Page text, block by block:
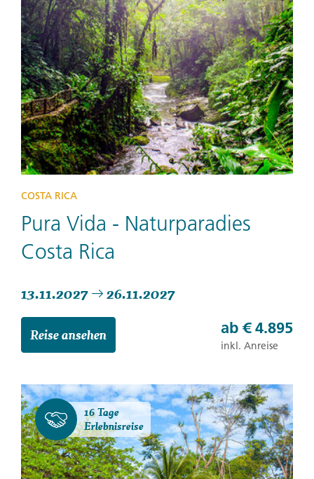
COSTA RICA
Pura Vida - Naturparadies
Costa Rica
13.11.2027 26.11.2027
Reise ansehen ab € 4.895
inkl. Anreise
16 Tage
Erlebnisreise